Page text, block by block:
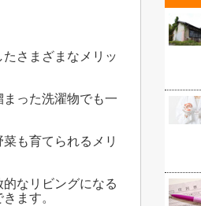
さまざまなメリッ
った洗濯物でも一
も育てられるメリ
なリビングになる
ます。